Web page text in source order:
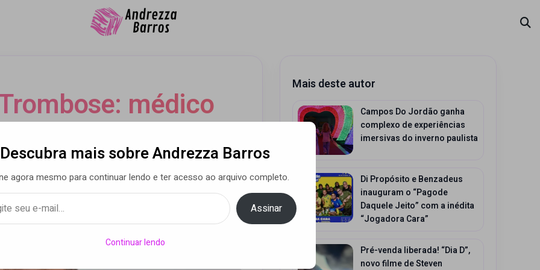
médico
doença e reforça
e de uma
Mais deste autor
Campos Do Jordão ganha
complexo de experiências
imersivas do inverno paulista
Di Propósito e Benzadeus
inauguram o “Pagode
Daquele Jeito” com a inédita
“Jogadora Cara”
Pré-venda liberada! “Dia D”,
novo filme de Steven
Descubra mais sobre Andrezza Barros
agora mesmo para continuar lendo e ter acesso ao arquivo completo.
Assinar
Continuar lendo